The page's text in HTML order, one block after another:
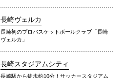
長崎ヴェルカ
長崎初のプロバスケットボールクラブ「長崎
ヴェルカ」
長崎スタジアムシティ
長崎駅から徒歩約10分！サッカースタジアム